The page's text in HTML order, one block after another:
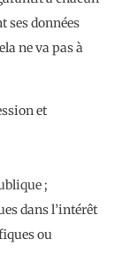
ses données
ne va pas à
et
;
dans l’intérêt
ou